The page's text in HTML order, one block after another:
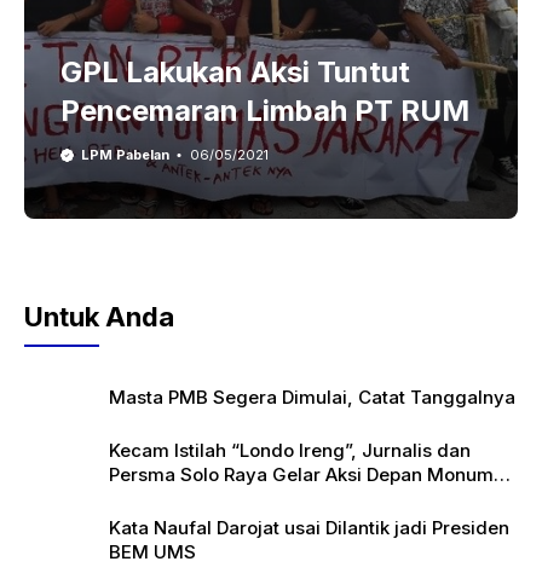
GPL Lakukan Aksi Tuntut
Pencemaran Limbah PT RUM
LPM Pabelan 06/05/2021
Untuk Anda
Masta PMB Segera Dimulai, Catat Tanggalnya
Kecam Istilah “Londo Ireng”, Jurnalis dan
Persma Solo Raya Gelar Aksi Depan Monumen
Kata Naufal Darojat usai Dilantik jadi Presiden
BEM UMS